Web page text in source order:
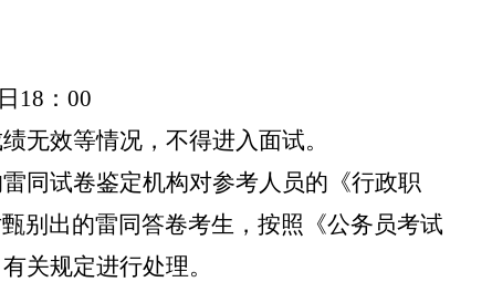
18：00
无效等情况，不得进入面试。
同试卷鉴定机构对参考人员的《行政职
别出的雷同答卷考生 ， 按照《公务员考试
关规定进行处理。